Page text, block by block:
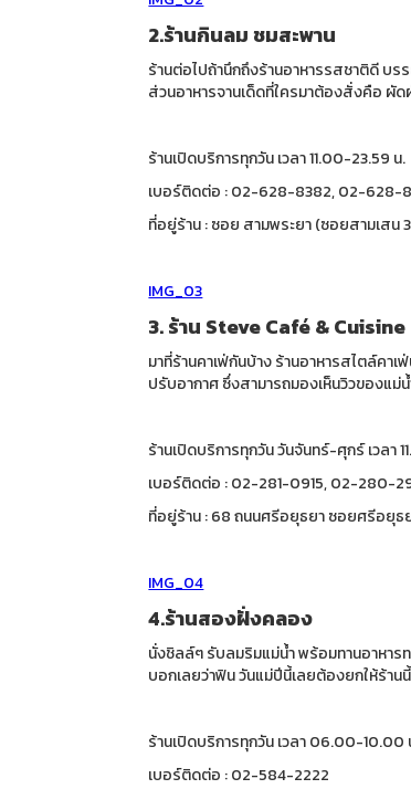
2.ร้านกินลม ชมสะพาน
ร้านต่อไปถ้านึกถึงร้านอาหารรสชาติดี บร
ส่วนอาหารจานเด็ดที่ใครมาต้องสั่งคือ ผัด
ร้านเปิดบริการทุกวัน เวลา 11.00-23.59 น.
เบอร์ติดต่อ : 02-628-8382, 02-628-
ที่อยู่ร้าน : ซอย สามพระยา (ซอยสามเสน
IMG_03
3. ร้าน Steve Café & Cuisine
มาที่ร้านคาเฟ่กันบ้าง ร้านอาหารสไตล์คา
ปรับอากาศ ซึ่งสามารถมองเห็นวิวของแม่
ร้านเปิดบริการทุกวัน วันจันทร์-ศุกร์ เวลา
เบอร์ติดต่อ : 02-281-0915, 02-280-
ที่อยู่ร้าน : 68 ถนนศรีอยุธยา ซอยศรีอยุธ
IMG_04
4.ร้านสองฝั่งคลอง
นั่งชิลล์ๆ รับลมริมแม่น้ำ พร้อมทานอาหาร
บอกเลยว่าฟิน วันแม่ปีนี้เลยต้องยกให้ร้าน
ร้านเปิดบริการทุกวัน เวลา 06.00-10.00
เบอร์ติดต่อ : 02-584-2222